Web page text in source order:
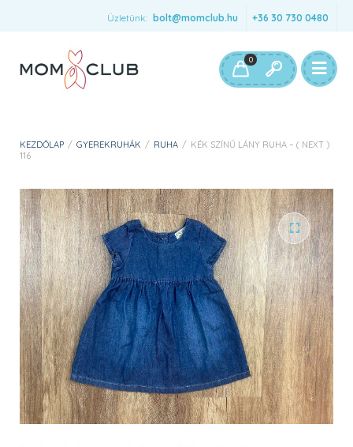
Üzletünk: bolt@momclub.hu +36 30 730 0480
0
KEZDŐLAP / GYEREKRUHÁK / RUHA / KÉK SZÍNŰ LÁNY RUHA – ( NEXT )
116